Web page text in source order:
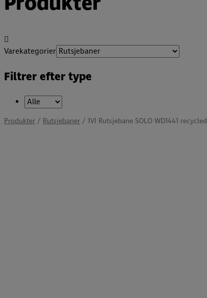
Varekategorier
Filtrer efter type
Produkter / Rutsjebaner / 1VI Rutsjebane SOLO WD1441 recycled